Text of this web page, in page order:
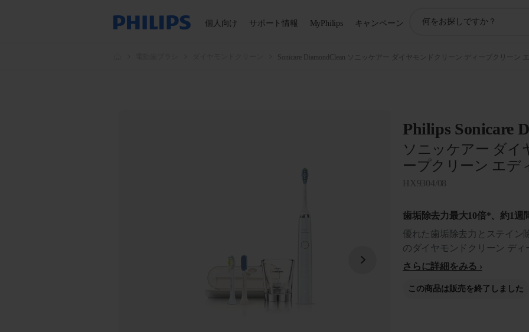
個人向け サポート情報 MyPhilips キャンペーン
索
Sonicare DiamondClean ソニッケアー ダイヤモンドクリーン ディープクリーン
Philips Sonicare
ソニッケアー ダイ
ープクリーン エデ
HX9304/08
歯垢除去力最大10倍*、約1週
優れた歯垢除去力とステイン
のダイヤモンドクリーン デ
さらに詳細をみる
この商品は販売を終了しました